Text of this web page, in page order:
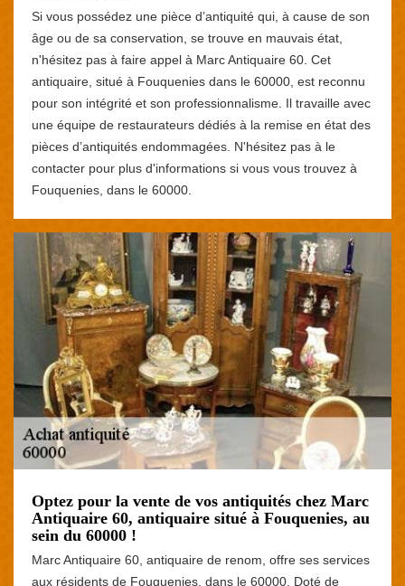
Si vous possédez une pièce d’antiquité qui, à cause de son
âge ou de sa conservation, se trouve en mauvais état,
n'hésitez pas à faire appel à Marc Antiquaire 60. Cet
antiquaire, situé à Fouquenies dans le 60000, est reconnu
pour son intégrité et son professionnalisme. Il travaille avec
une équipe de restaurateurs dédiés à la remise en état des
pièces d’antiquités endommagées. N'hésitez pas à le
contacter pour plus d'informations si vous vous trouvez à
Fouquenies, dans le 60000.
Optez pour la vente de vos antiquités chez Marc
Antiquaire 60, antiquaire situé à Fouquenies, au
sein du 60000 !
Marc Antiquaire 60, antiquaire de renom, offre ses services
aux résidents de Fouquenies, dans le 60000. Doté de